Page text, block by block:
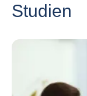
Studien